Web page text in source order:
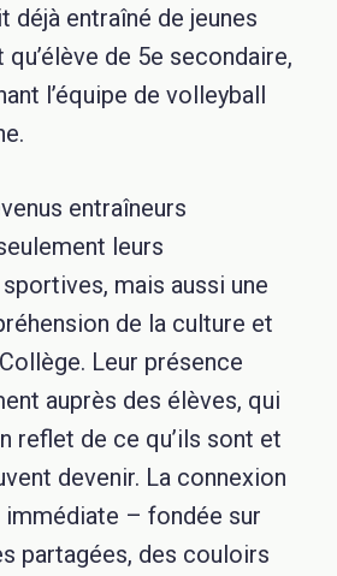
déjà entraîné de jeunes
de 5e secondaire,
l’équipe de volleyball
entraîneurs
leurs
mais aussi une
de la culture et
Leur présence
auprès des élèves, qui
reflet de ce qu’ils sont et
devenir. La connexion
– fondée sur
partagées, des couloirs